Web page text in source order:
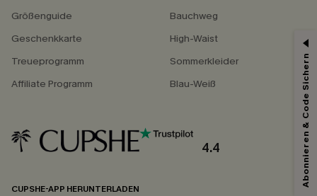
Größenguide
Geschenkkarte
Treueprogramm
Affiliate Programm
Bauchweg
High-Waist
Sommerkleider
Blau-Weiß
4.4
CUPSHE-APP HERUNTERLADEN
Abonnieren & Code Sichern